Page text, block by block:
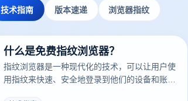
技术指南 版本速递 浏览器指纹
什么是免费指纹浏览器？
指纹浏览器是一种现代化的技术，可以让用户使
用指纹来快速、安全地登录到他们的设备和账